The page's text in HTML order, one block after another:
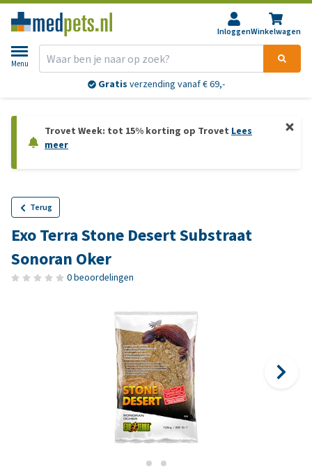
InloggenWinkelwagen
Menu
Gratis verzending vanaf € 69,-
Trovet Week: tot 15% korting op Trovet Lees
meer
Terug
Exo Terra Stone Desert Substraat
Sonoran Oker
0 beoordelingen